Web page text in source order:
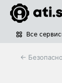
Все
←